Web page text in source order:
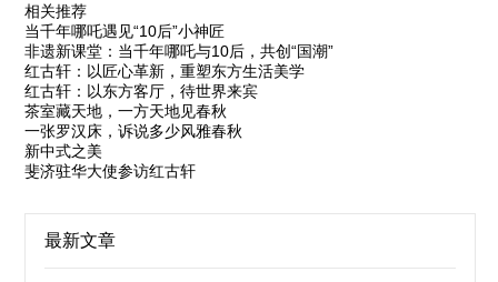
相关推荐
当千年哪吒遇见“10后”小神匠
非遗新课堂：当千年哪吒与10后，共创“国潮”
红古轩：以匠心革新，重塑东方生活美学
红古轩：以东方客厅，待世界来宾
茶室藏天地，一方天地见春秋
一张罗汉床，诉说多少风雅春秋
新中式之美
斐济驻华大使参访红古轩
最新文章